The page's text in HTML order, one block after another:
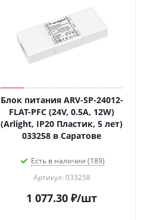
Блок питания ARV-SP-24012-
FLAT-PFC (24V, 0.5A, 12W)
(Arlight, IP20 Пластик, 5 лет)
033258 в Саратове
Есть в наличии (189)
Артикул: 033258
1 077.30 ₽/шт